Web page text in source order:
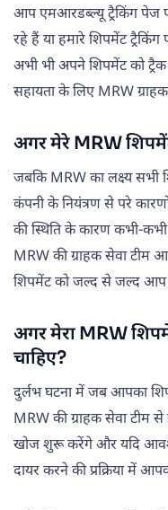
आप एमआरडब्ल्यू ट्रैकिंग पेज
रहे हैं या हमारे शिपमेंट
अभी भी अपने शिपमेंट को
सहायता के लिए MRW
अगर मेरे MRW शिपमेंट
जबकि MRW का लक्ष्य सभी
कंपनी के नियंत्रण से परे
की स्थिति के कारण कभी-कभी
MRW की ग्राहक सेवा
शिपमेंट को जल्द से जल्द आप
अगर मेरा MRW
चाहिए?
दुर्लभ घटना में जब आपका
MRW की ग्राहक सेवा टीम
खोज शुरू करेंगे और यदि
दायर करने की प्रक्रिया में